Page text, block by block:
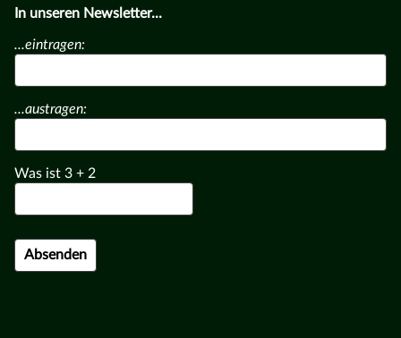
In unseren Newsletter...
...eintragen:
...austragen:
Was ist 3 + 2